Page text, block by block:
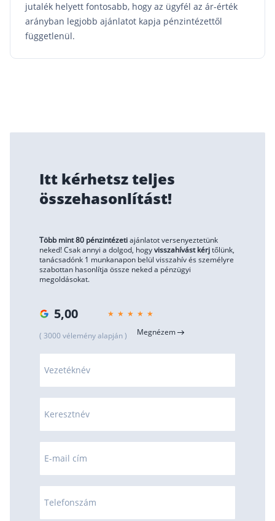
Kapcsolat
Karrier
jutalék helyett fontosabb, hogy az ügyfél az ár-érték
arányban legjobb ajánlatot kapja pénzintézettől
függetlenül.
Itt kérhetsz teljes
összehasonlítást!
Több mint 80 pénzintézetiajánlatot versenyeztetünk
neked! Csak annyi a dolgod, hogyvisszahívást kérjtőlünk,
tanácsadónk 1 munkanapon belül visszahív és személyre
szabottan hasonlítja össze neked a pénzügyi
megoldásokat.
5,00
( 3000 vélemény alapján ) Megnézem
Vezetéknév
Keresztnév
E-mail cím
Telefonszám